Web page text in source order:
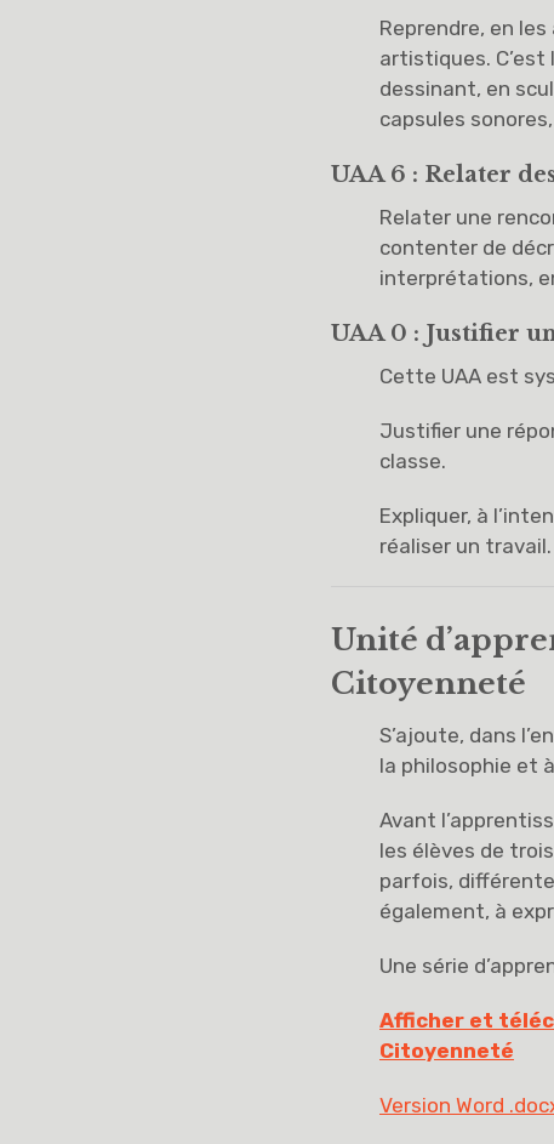
Reprendre, en
artistiques. C’est
dessinant, en
capsules
UAA 6 : Relater
Relater une
contenter de
interprétations,
UAA 0 : Justifier
Cette UAA est
Justifier une
classe.
Expliquer, à
réaliser un travail.
Unité
Citoyenneté
S’ajoute, dans
la philosophie et
Avant
les élèves de
parfois,
également, à
Une série
Afficher et
Citoyenneté
Version Word